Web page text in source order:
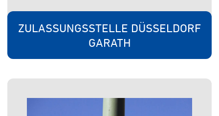
ZULASSUNGSSTELLE DÜSSELDORF
GARATH